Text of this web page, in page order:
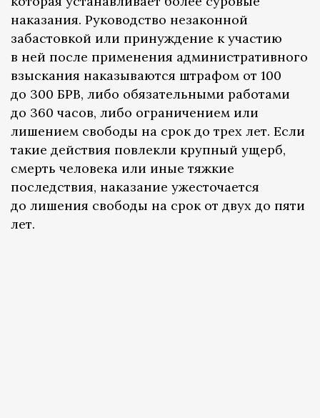
наказания. Руководство незаконной
забастовкой или принуждение к участию
в ней после применения административного
взыскания наказываются штрафом от 100
до 300 БРВ, либо обязательными работами
до 360 часов, либо ограничением или
лишением свободы на срок до трех лет. Если
такие действия повлекли крупный ущерб,
смерть человека или иные тяжкие
последствия, наказание ужесточается
до лишения свободы на срок от двух до пяти
лет.